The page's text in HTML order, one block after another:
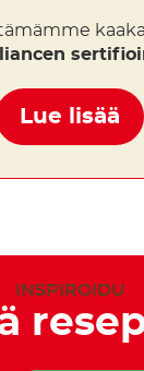
Lue lisää
INSPIROIDU